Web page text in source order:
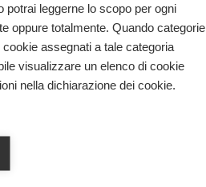
leggerne lo scopo per ogni
oppure totalmente. Quando categorie
assegnati a tale categoria
visualizzare un elenco di cookie
nella dichiarazione dei cookie.